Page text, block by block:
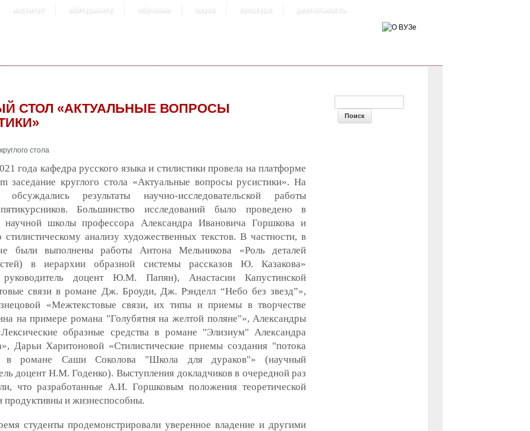
институт абитуриенту обучение наука культура деятельность
СТОЛ «АКТУАЛЬНЫЕ ВОПРОСЫ
года кафедра русского языка и стилистики провела на платформе
заседание круглого стола «Актуальные вопросы русистики». На
обсуждались результаты научно-исследовательской работы
пятикурсников. Большинство исследований было проведено в
научной школы профессора Александра Ивановича Горшкова и
стилистическому анализу художественных текстов. В частности, в
были выполнены работы Антона Мельникова «Роль деталей
в иерархии образной системы рассказов Ю. Казакова»
доцент Ю.М. Папян), Анастасии Капустинской
связи в романе Дж. Броуди, Дж. Рэнделл “Небо без звезд”»,
«Межтекстовые связи, их типы и приемы в творчестве
на примере романа "Голубятня на желтой поляне"», Александры
образные средства в романе "Элизиум" Александра
Дарьи Харитоновой «Стилистические приемы создания "потока
в романе Саши Соколова "Школа для дураков"» (научный
доцент Н.М. Годенко). Выступления докладчиков в очередной раз
что разработанные А.И. Горшковым положения теоретической
продуктивны и жизнеспособны.
студенты продемонстрировали уверенное владение и другими
ФОРМА ПОИСКА